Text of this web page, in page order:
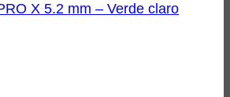
X 5.2 mm – Verde claro